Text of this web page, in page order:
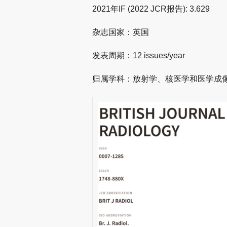
2021年IF (2022 JCR报告): 3.629
杂志国家：英国
发表周期：12 issues/year
归属学科：放射学、核医学和医学成